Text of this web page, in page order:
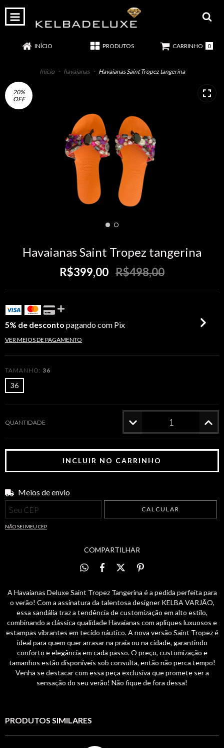
INÍCIO PRODUTOS CARRINHO 0
Início - havaianas - Havaianas Saint Tropez tangerina
20%
OFF
Havaianas Saint Tropez tangerina
R$399,00 R$498,00
5% de desconto pagando com Pix
VER MEIOS DE PAGAMENTO
TAMANHO: 36
36
QUANTIDADE
Entregas para o CEP:
Meios de envio
CALCULAR
NÃO SEI MEU CEP
COMPARTILHAR
A Havaianas Deluxe Saint Tropez Tangerina é a pedida perfeita para
o verão! Com a assinatura da talentosa designer KELBA VARJÃO,
essa sandália traz a tendência de customização em alto estilo,
combinando a clássica qualidade Havaianas com apliques luxuosos e
estampas vibrantes em tecido náutico. A nova versão Saint Tropez é
ideal para quem quer arrasar na praia ou na cidade, garantindo
conforto e elegância em cada passo. O preço, customização e
tamanhos estão disponíveis sob consulta, então não perca tempo!
Venha se destacar com essa peça exclusiva que promete ser a
sensação do seu verão! Não fique de fora dessa!
PRODUTOS SIMILARES